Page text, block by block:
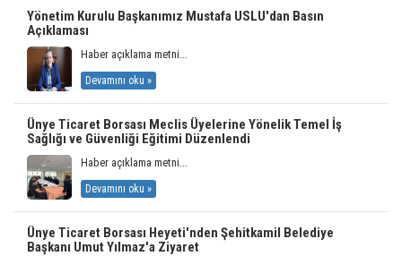
Yönetim Kurulu Başkanımız Mustafa USLU'dan Basın
Açıklaması
Haber açıklama metni...
Devamını oku »
Ünye Ticaret Borsası Meclis Üyelerine Yönelik Temel İş
Sağlığı ve Güvenliği Eğitimi Düzenlendi
Haber açıklama metni...
Devamını oku »
Ünye Ticaret Borsası Heyeti'nden Şehitkamil Belediye
Başkanı Umut Yılmaz'a Ziyaret